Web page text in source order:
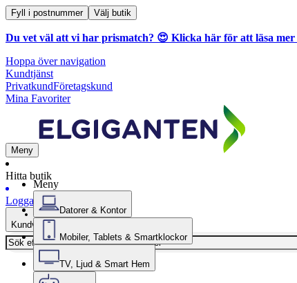
Fyll i postnummer Välj butik
Du vet väl att vi har prismatch? 😍 Klicka här för att läsa mer
Hoppa över navigation
Kundtjänst
PrivatkundFöretagskund
Mina Favoriter
Meny
Hitta butik
Logga in
Kundvagn
Meny
Datorer & Kontor
Mobiler, Tablets & Smartklockor
TV, Ljud & Smart Hem